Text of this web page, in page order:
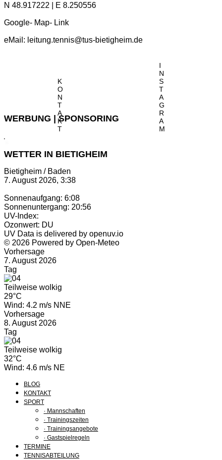
N 48.917222 | E 8.250556
Google- Map- Link
eMail: leitung.tennis@tus-bietigheim.de
K
O
N
T
A
K
T
I
N
S
T
A
G
R
A
M
WERBUNG | SPONSORING
WETTER IN BIETIGHEIM
Bietigheim / Baden
7. August 2026, 3:38
Sonnenaufgang: 6:08
Sonnenuntergang: 20:56
UV-Index:
Ozonwert: DU
UV Data is delivered by openuv.io
© 2026 Powered by Open-Meteo
Vorhersage
7. August 2026
Tag
Teilweise wolkig
29°C
Wind: 4.2 m/s NNE
Vorhersage
8. August 2026
Tag
Teilweise wolkig
32°C
Wind: 4.6 m/s NE
BLOG
KONTAKT
SPORT
· Mannschaften
· Trainingszeiten
· Trainingsangebote
· Gastspielregeln
TERMINE
TENNISABTEILUNG